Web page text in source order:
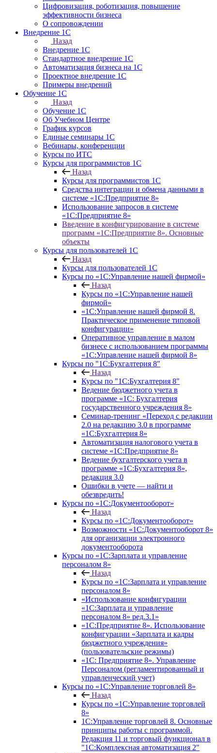
Цифровизация, роботизация, повышение
эффективности бизнеса
О сопровождении
Внедрение 1С
Назад
Внедрение 1С
Стандартное внедрение 1С
Автоматизация бизнеса на 1С
Проектное внедрение 1С
Примеры внедрений
Обучение 1С
Назад
Обучение 1С
Об Учебном Центре
График курсов
Единые семинары 1С
Вебинары, конференции
Курсы по ИТС
Курсы для программистов 1С
Назад
Курсы для программистов 1С
Средства интеграции и обмена данными в
системе «1С:Предприятие 8»
Использование запросов в системе
«1С:Предприятие 8»
Введение в конфигурирование в системе
программ «1С:Предприятие 8». Основные
объекты
Курсы для пользователей 1С
Назад
Курсы для пользователей 1С
Курсы по «1С:Управление нашей фирмой»
Назад
Курсы по «1С:Управление нашей
фирмой»
«1С:Управление нашей фирмой 8.
Практическое применение типовой
конфигурации»
Оперативное управление в малом
бизнесе с использованием программы
«1С:Управление нашей фирмой 8»
Курсы по "1С:Бухгалтерия 8"
Назад
Курсы по "1С:Бухгалтерия 8"
Ведение бюджетного учета в
программе «1С: Бухгалтерия
государственного учреждения 8»
Семинар-тренинг «Переход с редакции
2.0 на редакцию 3.0 в программе
«1С:Бухгалтерия 8»
Автоматизация налогового учета в
системе «1С:Предприятие 8»
Ведение бухгалтерского учета в
программе «1С:Бухгалтерия 8»,
редакция 3.0
Ошибки в учете — найти и
обезвредить!
Курсы по «1С:Документооборот»
Назад
Курсы по «1С:Документооборот»
Возможности «1С:Документооборот 8»
для организации электронного
документооборота
Курсы по «1С:Зарплата и управление
персоналом 8»
Назад
Курсы по «1С:Зарплата и управление
персоналом 8»
«Использование конфигурации
«1С:Зарплата и управление
персоналом 8» ред.3.1»
«1С:Предприятие 8». Использование
конфигурации «Зарплата и кадры
бюджетного учреждения»
(пользовательские режимы)
«1С: Предприятие 8». Управление
Персоналом (регламентированный и
управленческий учет)
Курсы по «1С:Управление торговлей 8»
Назад
Курсы по «1С:Управление торговлей
8»
1С:Управление торговлей 8. Основные
принципы работы с программой.
Редакция 11 и торговый функционал в
"1С:Комплексная автоматизация 2"